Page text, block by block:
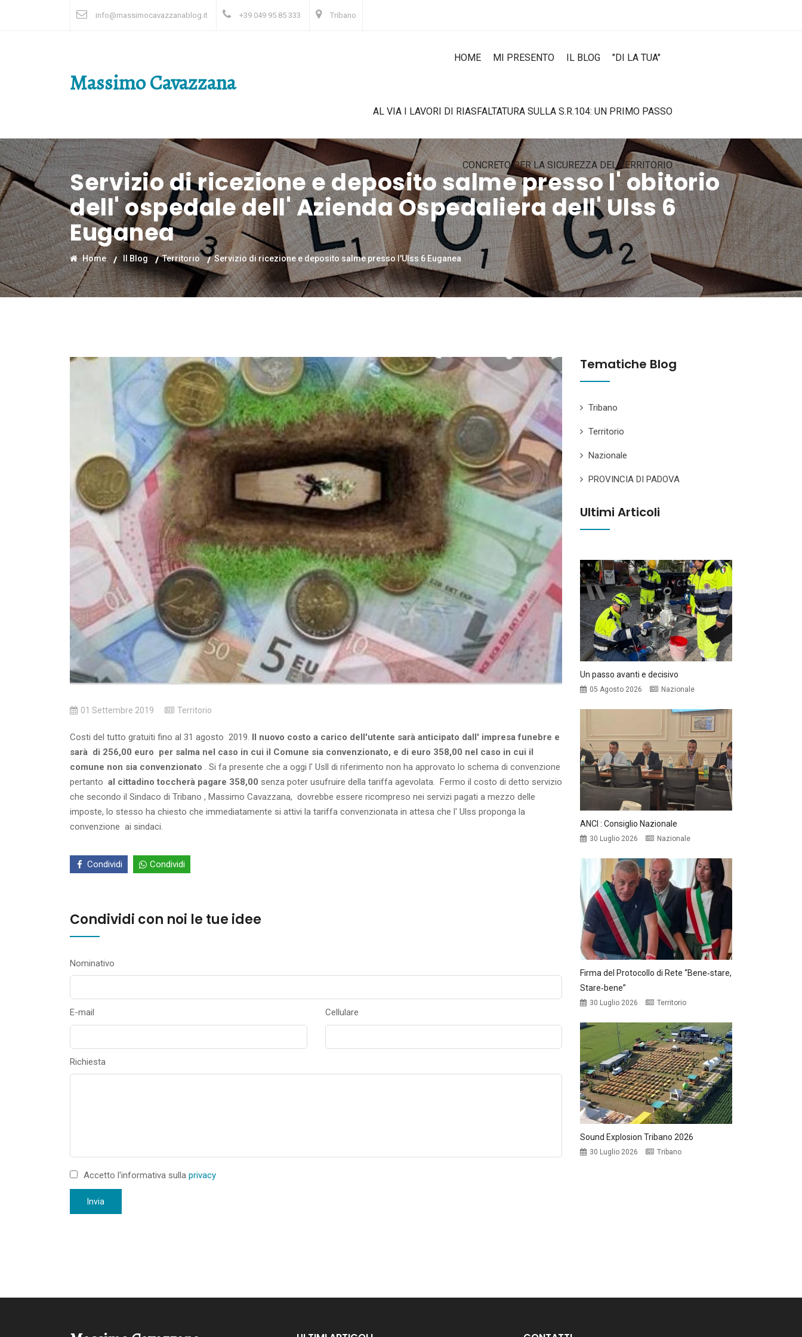
info@massimocavazzanablog.it +39 049 95 85 333 Tribano
Massimo Cavazzana
HOME MI PRESENTO IL BLOG "DI LA TUA"
AL VIA I LAVORI DI RIASFALTATURA SULLA S.R.104: UN PRIMO PASSO
CONCRETO PER LA SICUREZZA DEL TERRITORIO
Servizio di ricezione e deposito salme presso l' obitorio
dell' ospedale dell' Azienda Ospedaliera dell' Ulss 6
Euganea
Home Il Blog Territorio Servizio di ricezione e deposito salme presso l'Ulss 6 Euganea
01 Settembre 2019 Territorio
Costi del tutto gratuiti fino al 31 agosto 2019. Il nuovo costo a carico dell'utente sarà anticipato dall' impresa funebre e
sarà di 256,00 euro per salma nel caso in cui il Comune sia convenzionato, e di euro 358,00 nel caso in cui il
comune non sia convenzionato . Si fa presente che a oggi l' Usll di riferimento non ha approvato lo schema di convenzione
pertanto al cittadino toccherà pagare 358,00 senza poter usufruire della tariffa agevolata. Fermo il costo di detto servizio
che secondo il Sindaco di Tribano , Massimo Cavazzana, dovrebbe essere ricompreso nei servizi pagati a mezzo delle
imposte, lo stesso ha chiesto che immediatamente si attivi la tariffa convenzionata in attesa che l' Ulss proponga la
convenzione ai sindaci.
Condividi Condividi
Condividi con noi le tue idee
Nominativo
E-mail Cellulare
Richiesta
Accetto l'informativa sulla privacy
Invia
Tematiche Blog
Tribano
Territorio
Nazionale
PROVINCIA DI PADOVA
Ultimi Articoli
Un passo avanti e decisivo
05 Agosto 2026 Nazionale
ANCI : Consiglio Nazionale
30 Luglio 2026 Nazionale
Firma del Protocollo di Rete “Bene‑stare,
Stare‑bene”
30 Luglio 2026 Territorio
Sound Explosion Tribano 2026
30 Luglio 2026 Tribano